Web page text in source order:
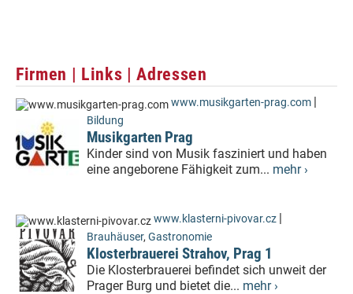
Firmen | Links | Adressen
www.musikgarten-prag.com |
Bildung
Musikgarten Prag
Kinder sind von Musik fasziniert und haben
eine angeborene Fähigkeit zum... mehr ›
www.klasterni-pivovar.cz |
Brauhäuser, Gastronomie
Klosterbrauerei Strahov, Prag 1
Die Klosterbrauerei befindet sich unweit der
Prager Burg und bietet die... mehr ›